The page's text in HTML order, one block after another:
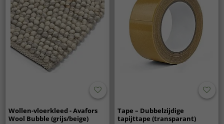
Wollen-vloerkleed - Avafors
Wool Bubble (grijs/beige)
Tape – Dubbelzijdige
tapijttape (transparant)